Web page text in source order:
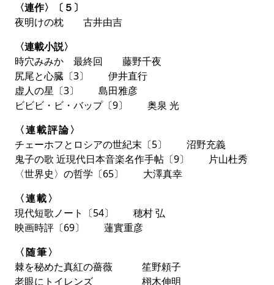
特集 群像的文体練習Ⅱ
「文体練習とは、翻訳である」――。2012年の特集
「群像的文体練習」での鴻巣友季子の発言をきっかけに
実現されることとなった、野崎歓・鴻巣友季子・谷崎由
依の三名による「群像的文体練習Ⅱ 名〈迷〉訳のレッ
は？ 「実践編」として、名作の冒頭や新タイトルの
「文体練習」にも挑みました。
〈連作〉〔５〕
夜明けの枕 古井由吉
〈連載小説〉
時穴みみか 最終回 藤野千夜
尻尾と心臓〔3〕 伊井直行
虚人の星〔3〕 島田雅彦
ビビビ・ビ・バップ〔9〕 奥泉 光
〈連載評論〉
チェーホフとロシアの世紀末〔5〕 沼野充義
鬼子の歌 近現代日本音楽名作手帖〔9〕 片山杜秀
〈世界史〉の哲学〔65〕 大澤真幸
〈連載〉
現代短歌ノート〔54〕 穂村 弘
映画時評〔69〕 蓮實重彦
〈随筆〉
棘を秘めた真紅の薔薇 笙野頼子
老眼にトイレンズ 栩木伸明